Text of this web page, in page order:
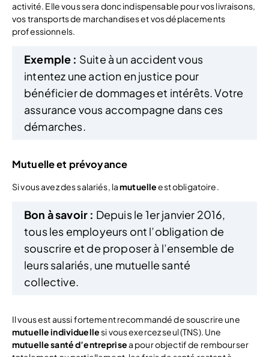
activité. Elle vous sera donc indispensable pour vos livraisons,
vos transports de marchandises et vos déplacements
professionnels.
Exemple : Suite à un accident vous
intentez une action en justice pour
bénéficier de dommages et intérêts. Votre
assurance vous accompagne dans ces
démarches.
Mutuelle et prévoyance
Si vous avez des salariés, lamutuelleest obligatoire.
Bon à savoir : Depuis le 1er janvier 2016,
tous les employeurs ont l’obligation de
souscrire et de proposer à l’ensemble de
leurs salariés, une mutuelle santé
collective.
Il vous est aussi fortement recommandé de souscrire une
mutuelle individuellesi vous exercez seul (TNS). Une
mutuelle santé d’entreprisea pour objectif de rembourser